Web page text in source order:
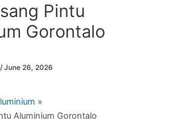
Pintu
Gorontalo
/June 26, 2026
Aluminium Gorontalo